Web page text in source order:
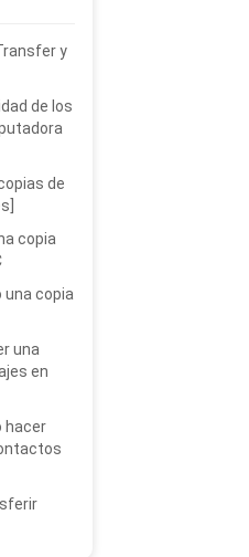
y
de los
de
copia
una copia
una
en
hacer